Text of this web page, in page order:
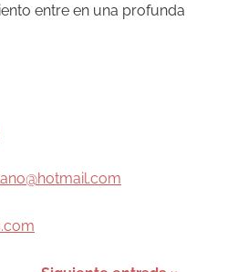
entre en una profunda